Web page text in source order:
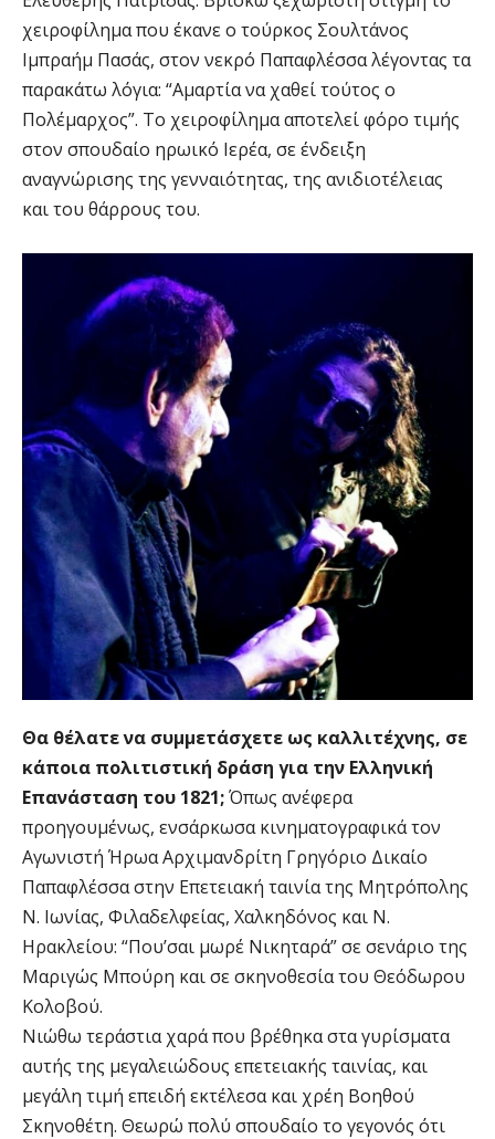
χειροφίλημα που έκανε ο τούρκος Σουλτάνος
Ιμπραήμ Πασάς, στον νεκρό Παπαφλέσσα λέγοντας τα
παρακάτω λόγια: “Αμαρτία να χαθεί τούτος ο
Πολέμαρχος”. Το χειροφίλημα αποτελεί φόρο τιμής
στον σπουδαίο ηρωικό Ιερέα, σε ένδειξη
αναγνώρισης της γενναιότητας, της ανιδιοτέλειας
και του θάρρους του.
Θα θέλατε να συμμετάσχετε ως καλλιτέχνης, σε
κάποια πολιτιστική δράση για την Ελληνική
Επανάσταση του 1821;Όπως ανέφερα
προηγουμένως, ενσάρκωσα κινηματογραφικά τον
Αγωνιστή Ήρωα Αρχιμανδρίτη Γρηγόριο Δικαίο
Παπαφλέσσα στην Επετειακή ταινία της Μητρόπολης
Ν. Ιωνίας, Φιλαδελφείας, Χαλκηδόνος και Ν.
Ηρακλείου: “Που’σαι μωρέ Νικηταρά” σε σενάριο της
Μαριγώς Μπούρη και σε σκηνοθεσία του Θεόδωρου
Κολοβού.
Νιώθω τεράστια χαρά που βρέθηκα στα γυρίσματα
αυτής της μεγαλειώδους επετειακής ταινίας, και
μεγάλη τιμή επειδή εκτέλεσα και χρέη Βοηθού
Σκηνοθέτη. Θεωρώ πολύ σπουδαίο το γεγονός ότι